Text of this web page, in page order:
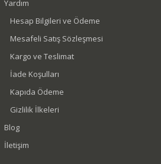
Yardım
Hesap Bilgileri ve Ödeme
Mesafeli Satış Sözleşmesi
Kargo ve Teslimat
İade Koşulları
Kapıda Ödeme
Gizlilik İlkeleri
Blog
İletişim